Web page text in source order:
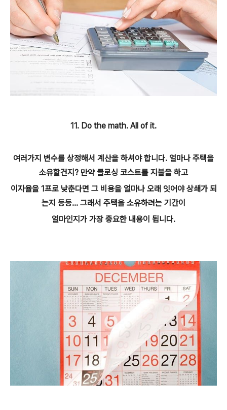
11. Do the math. All of it.
여러가지 변수를 상정해서 계산을 하셔야 합니다. 얼마나 주택을
소유할건지? 만약 클로싱 코스트를 지불을 하고
이자율을 1프로 낮춘다면 그 비용을 얼마나 오래 잇어야 상쇄가 되
는지 등등... 그래서 주택을 소유하려는 기간이
얼마인지가 가장 중요한 내용이 됩니다.